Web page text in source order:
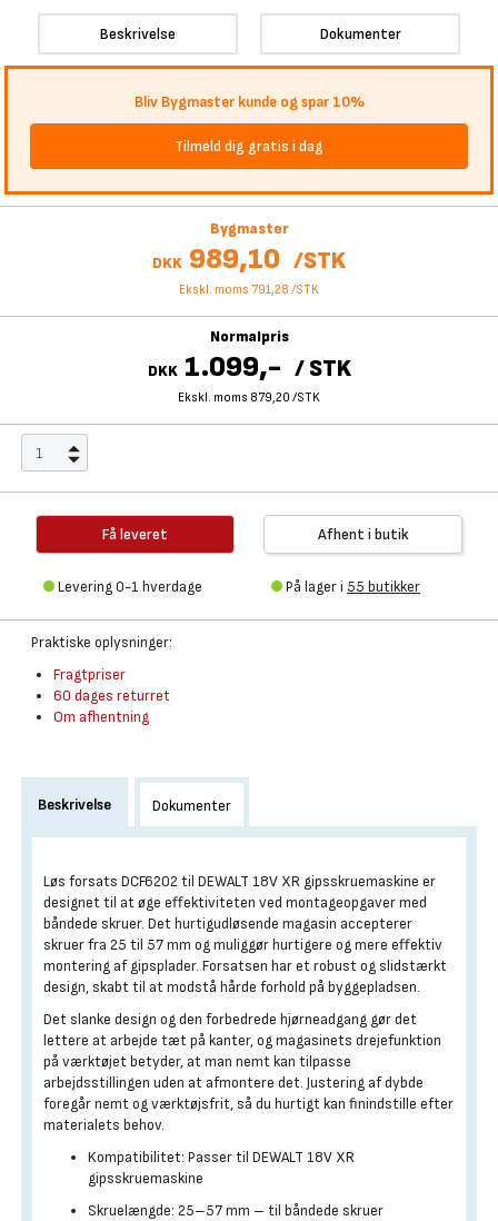
Beskrivelse Dokumenter
Bliv Bygmaster kunde og spar 10%
Tilmeld dig gratis i dag
Bygmaster
DKK 989,10 /STK
Ekskl. moms 791,28 /STK
Normalpris
DKK 1.099,- / STK
Ekskl. moms 879,20 /STK
Få leveret
Levering 0-1 hverdage
Afhent i butik
På lager i 55 butikker
Praktiske oplysninger:
Fragtpriser
60 dages returret
Om afhentning
Beskrivelse Dokumenter
Privat
og
Proff
shop
sagde:
Løs forsats DCF6202 til DEWALT 18V XR gipsskruemaskine er
designet til at øge effektiviteten ved montageopgaver med
båndede skruer. Det hurtigudløsende magasin accepterer
skruer fra 25 til 57 mm og muliggør hurtigere og mere effektiv
montering af gipsplader. Forsatsen har et robust og slidstærkt
design, skabt til at modstå hårde forhold på byggepladsen.
Det slanke design og den forbedrede hjørneadgang gør det
lettere at arbejde tæt på kanter, og magasinets drejefunktion
på værktøjet betyder, at man nemt kan tilpasse
arbejdsstillingen uden at afmontere det. Justering af dybde
foregår nemt og værktøjsfrit, så du hurtigt kan finindstille efter
materialets behov.
Kompatibilitet: Passer til DEWALT 18V XR
gipsskruemaskine
Skruelængde: 25–57 mm – til båndede skruer